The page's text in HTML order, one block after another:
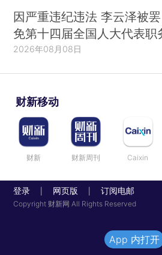
因严重违纪违法 李云泽被罢
免第十四届全国人大代表职
2026年08月08日
财新移动
财新 财新周刊 Caixin
登录 网页版 订阅电邮
Copyright 财新网 All Rights Reserved
App 内打开